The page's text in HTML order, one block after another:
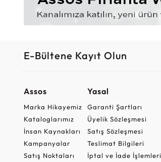
E-Bültene Kayıt Olun
Assos
Marka Hikayemiz
Kataloglarımız
İnsan Kaynakları
Kampanyalar
Satış Noktaları
Yasal
Garanti Şartları
Üyelik Sözleşmesi
Satış Sözleşmesi
Teslimat Bilgileri
İptal ve İade İşlemleri